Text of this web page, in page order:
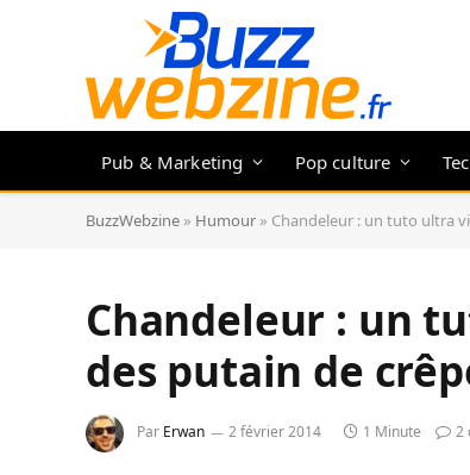
Pub & Marketing Pop culture
BuzzWebzine » Humour » Chandeleur : un tuto ultra
Chandeleur : un
des putain de
Par Erwan 2 février 2014 1 Minute 2